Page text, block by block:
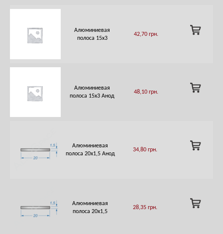
Алюминиевая
полоса 15х3
42,70 грн.
ADD
TO
Алюминиевая
полоса 15х3 Анод
48,10 грн.
ADD
TO
Алюминиевая
полоса 20х1,5 Анод
34,80 грн.
ADD
TO
Алюминиевая
полоса 20х1,5
28,35 грн.
ADD
TO